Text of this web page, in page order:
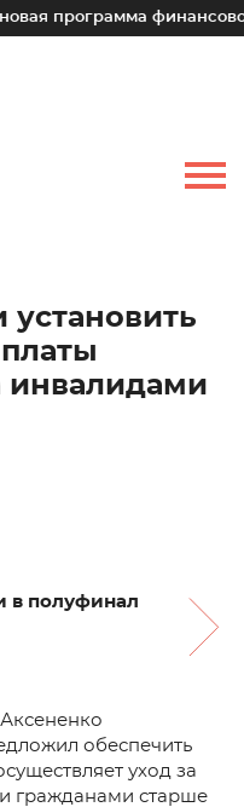
программа финансовой
в полуфинал
обеспечить
уход за
гражданами старше